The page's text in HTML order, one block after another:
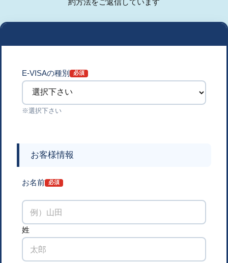
約方法をご返信しています
E-VISAの種別
※選択下さい
お客様情報
お名前
姓